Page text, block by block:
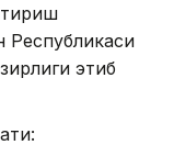
Республикаси
этиб